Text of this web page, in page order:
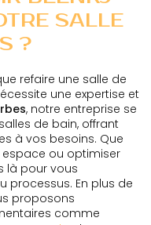
SALLE
?
refaire une salle de
une expertise et
, notre entreprise se
de bain, offrant
à vos besoins. Que
ou optimiser
là pour vous
En plus de
proposons
comme